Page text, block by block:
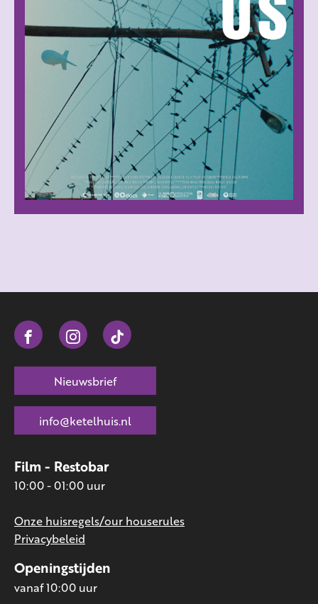
Openingstijden
vanaf 10:00 uur
Film - Restobar
10:00 - 01:00 uur
Onze huisregels/our houserules
Privacybeleid
Nieuwsbrief
info@ketelhuis.nl